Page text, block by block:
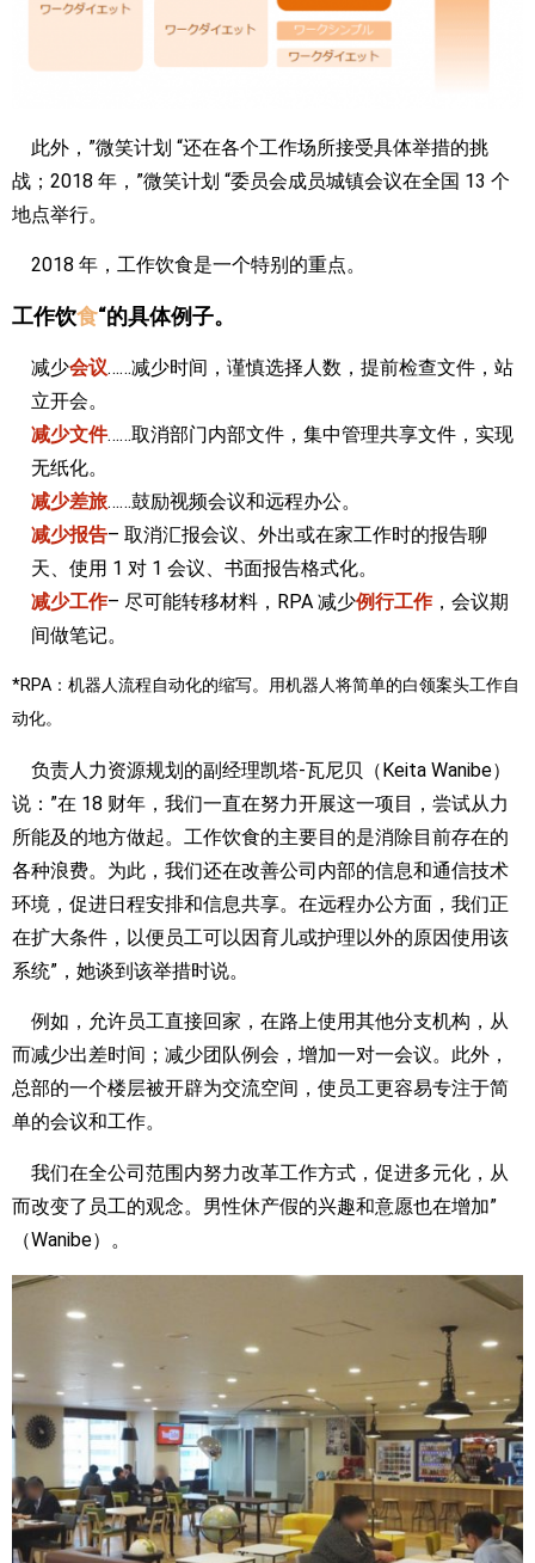
此外，”微笑计划 “还在各个工作场所接受具体举措的挑
战；2018 年，”微笑计划 “委员会成员城镇会议在全国 13 个
地点举行。
2018 年，工作饮食是一个特别的重点。
工作饮食“的具体例子。
减少会议……减少时间，谨慎选择人数，提前检查文件，站
立开会。
减少文件……取消部门内部文件，集中管理共享文件，实现
无纸化。
减少差旅……鼓励视频会议和远程办公。
减少报告– 取消汇报会议、外出或在家工作时的报告聊
天、使用 1 对 1 会议、书面报告格式化。
减少工作– 尽可能转移材料，RPA 减少例行工作，会议期
间做笔记。
*RPA：机器人流程自动化的缩写。用机器人将简单的白领案头工作自
动化。
负责人力资源规划的副经理凯塔-瓦尼贝（Keita Wanibe）
说：”在 18 财年，我们一直在努力开展这一项目，尝试从力
所能及的地方做起。工作饮食的主要目的是消除目前存在的
各种浪费。为此，我们还在改善公司内部的信息和通信技术
环境，促进日程安排和信息共享。在远程办公方面，我们正
在扩大条件，以便员工可以因育儿或护理以外的原因使用该
系统”，她谈到该举措时说。
例如，允许员工直接回家，在路上使用其他分支机构，从
而减少出差时间；减少团队例会，增加一对一会议。此外，
总部的一个楼层被开辟为交流空间，使员工更容易专注于简
单的会议和工作。
我们在全公司范围内努力改革工作方式，促进多元化，从
而改变了员工的观念。男性休产假的兴趣和意愿也在增加”
（Wanibe）。